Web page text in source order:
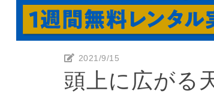
2021/9/15
頭上に広がる